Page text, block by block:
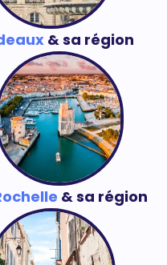
& sa région
& sa région